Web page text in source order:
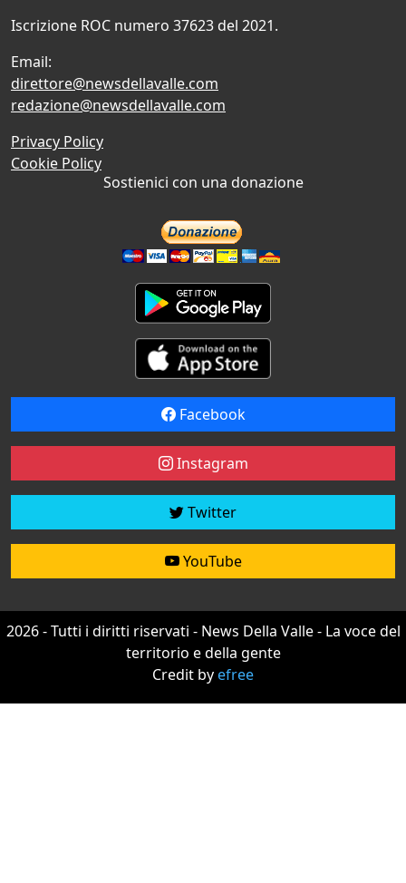
Iscrizione ROC numero 37623 del 2021.
Email:
direttore@newsdellavalle.com
redazione@newsdellavalle.com
Privacy Policy
Cookie Policy
Sostienici con una donazione
Facebook
Instagram
Twitter
YouTube
2026 - Tutti i diritti riservati - News Della Valle - La voce del
territorio e della gente
Credit byefree